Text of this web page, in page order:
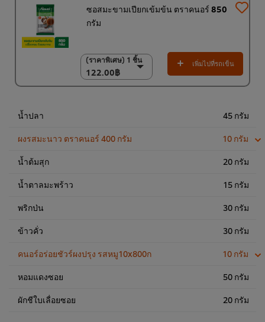
ซอสมะขามเปียกเข้มข้น ตราคนอร์ 850
กรัม
(ราคาพิเศษ) 1 ชิ้น
122.00฿
(ราคาพิเศษ) 1 ชิ้น
122.00฿
(ราคาพิเศษ) แพ็ค 9
เพิ่มไปที่รถเข็น
น้ำปลา 45 กรัม
ผงรสมะนาว ตราคนอร์ 400 กรัม 10 กรัม
น้ำต้มสุก 20 กรัม
น้ำตาลมะพร้าว 15 กรัม
พริกป่น 30 กรัม
ข้าวคั่ว 30 กรัม
คนอร์อร่อยชัวร์ผงปรุง รสหมู10x800ก 10 กรัม
หอมแดงซอย 50 กรัม
ผักชีใบเลื่อยซอย 20 กรัม